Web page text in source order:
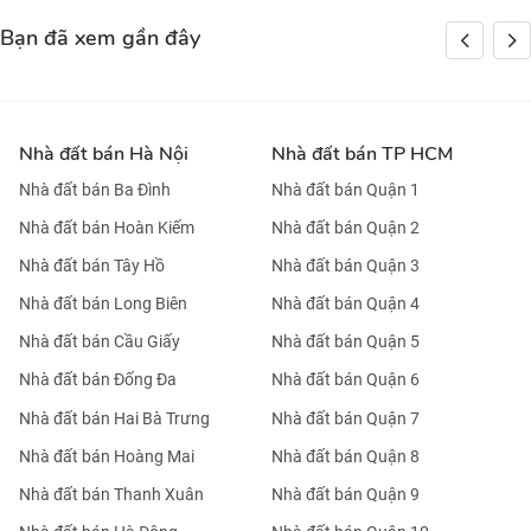
Bạn đã xem gần đây
Nhà đất bán Hà Nội
Nhà đất bán Ba Đình
Nhà đất bán Hoàn Kiếm
Nhà đất bán Tây Hồ
Nhà đất bán Long Biên
Nhà đất bán Cầu Giấy
Nhà đất bán Đống Đa
Nhà đất bán Hai Bà Trưng
Nhà đất bán Hoàng Mai
Nhà đất bán Thanh Xuân
Nhà đất bán TP HCM
Nhà đất bán Quận 1
Nhà đất bán Quận 2
Nhà đất bán Quận 3
Nhà đất bán Quận 4
Nhà đất bán Quận 5
Nhà đất bán Quận 6
Nhà đất bán Quận 7
Nhà đất bán Quận 8
Nhà đất bán Quận 9